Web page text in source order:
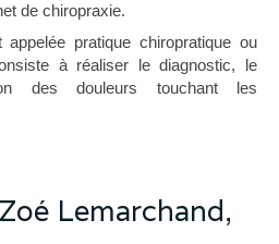
de chiropraxie.
appelée pratique chiropratique ou
à réaliser le diagnostic, le
des douleurs touchant les
Lemarchand,